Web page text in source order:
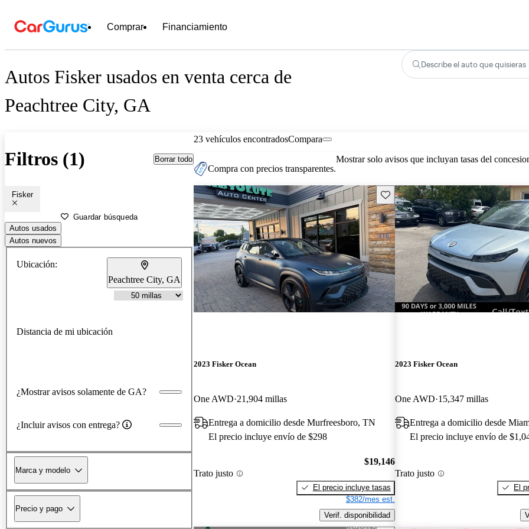
Comprar Financiamiento
Autos Fisker usados en venta cerca de
Peachtree City, GA
Describe el auto que quisieras
Filtros (1) Borrar todo
Fisker
Guardar búsqueda
Autos usados
Autos nuevos
Ubicación:
Peachtree City, GA
Distancia de mi ubicación
¿Mostrar avisos solamente de GA?
¿Incluir avisos con entrega?
Marca y modelo
Precio y pago
23 vehículos encontradosCompara
Compra con precios transparentes.
Mostrar solo avisos que incluyan tasas del
Guarda este Aviso
2023 Fisker Ocean
One AWD 21,904 millas
Entrega a domicilio desde Murfreesboro, TN
El precio incluye envío de $298
Trato justo
$19,146
El precio incluye tasas
$382/mes est.
Verif. disponibilidad
2023 Fisker Ocean
One AWD 15,347 millas
Entrega a domicilio desde
El precio incluye envío de
Trato justo
El